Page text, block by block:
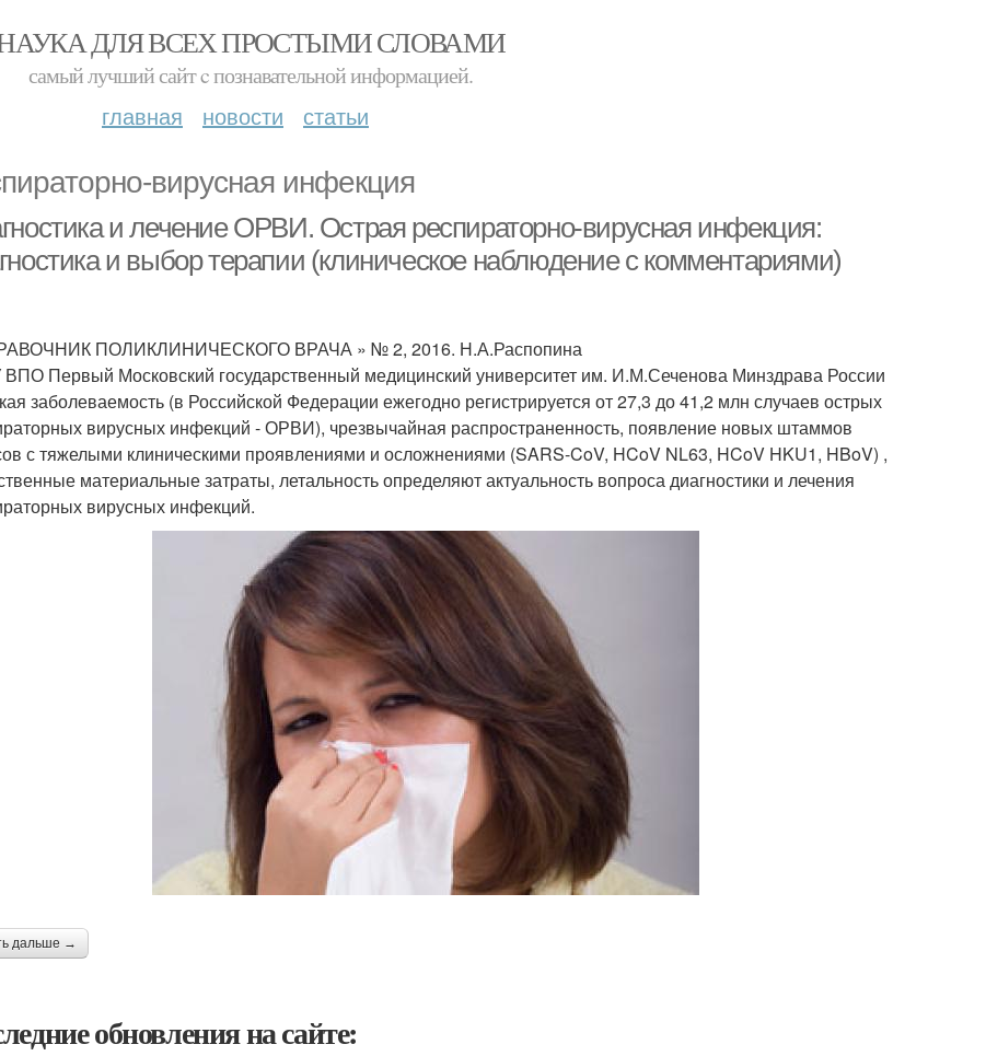
ДЛЯ ВСЕХ ПРОСТЫМИ СЛОВАМИ
самый лучший сайт c познавательной информацией.
главная новости статьи
вирусная инфекция
и лечение ОРВИ. Оcтрая респираторно-вирусная инфекция:
и выбор терапии (клиническое наблюдение с комментариями)
ПОЛИКЛИНИЧЕСКОГО ВРАЧА » № 2, 2016. Н.А.Распопина
Первый Московский государственный медицинский университет им. И.М.Сеченова Минздрава России
заболеваемость (в Российской Федерации ежегодно регистрируется от 27,3 до 41,2 млн случаев острых
вирусных инфекций - ОРВИ), чрезвычайная распространенность, появление новых штаммов
с тяжелыми клиническими проявлениями и осложнениями (SARS-CoV, HCoV NL63, HCoV HKU1, HBoV) ,
материальные затраты, летальность определяют актуальность вопроса диагностики и лечения
вирусных инфекций.
дальше →
обновления на сайте: